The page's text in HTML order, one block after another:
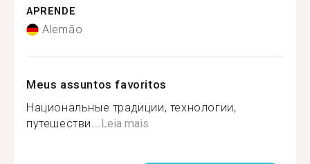
APRENDE
Alemão
Meus assuntos favoritos
Национальные традиции, технологии,
путешестви...Leia mais